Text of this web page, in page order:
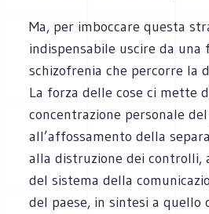
Ma, per imboccare questa
indispensabile uscire da una
schizofrenia che percorre la
La forza delle cose ci mette
concentrazione personale
all’affossamento della
alla distruzione dei controlli,
del sistema della
del paese, in sintesi a quello